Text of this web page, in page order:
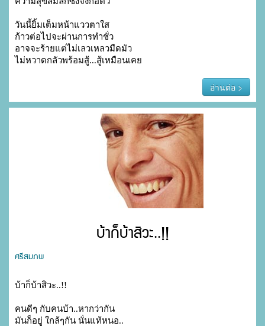
วันนี้ยิ้มเต็มหน้าแววตาใส
ก้าวต่อไปจะผ่านการทำชั่ว
อาจจะร้ายแต่ไม่เลวเหลวมืดมัว
ไม่หวาดกลัวพร้อมสู้...สู้เหมือนเคย
อ่านต่อ >
บ้าก็บ้าสิวะ..!!
ศรีสมภพ
บ้าก็บ้าสิวะ..!!
คนดีๆ กับคนบ้า..หากว่ากัน
มันก็อยู่ ใกล้ๆกัน นั่นแท้หนอ..